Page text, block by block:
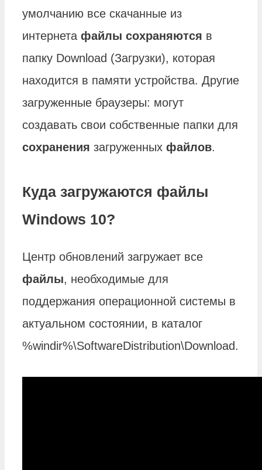
умолчанию все скачанные из
интернета файлы сохраняются в
папку Download (Загрузки), которая
находится в памяти устройства. Другие
загруженные браузеры: могут
создавать свои собственные папки для
сохранения загруженных файлов.
Куда загружаются файлы
Windows 10?
Центр обновлений загружает все
файлы, необходимые для
поддержания операционной системы в
актуальном состоянии, в каталог
%windir%\SoftwareDistribution\Download.